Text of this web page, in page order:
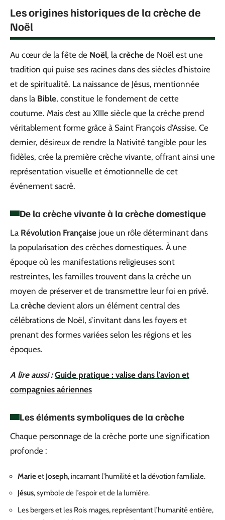
Les origines historiques de la crèche de
Noël
Au cœur de la fête de Noël, la crèche de Noël est une
tradition qui puise ses racines dans des siècles d’histoire
et de spiritualité. La naissance de Jésus, mentionnée
dans la Bible, constitue le fondement de cette
coutume. Mais c’est au XIIIe siècle que la crèche prend
véritablement forme grâce à Saint François d’Assise. Ce
dernier, désireux de rendre la Nativité tangible pour les
fidèles, crée la première crèche vivante, offrant ainsi une
représentation visuelle et émotionnelle de cet
événement sacré.
De la crèche vivante à la crèche domestique
La Révolution Française joue un rôle déterminant dans
la popularisation des crèches domestiques. À une
époque où les manifestations religieuses sont
restreintes, les familles trouvent dans la crèche un
moyen de préserver et de transmettre leur foi en privé.
La crèche devient alors un élément central des
célébrations de Noël, s’invitant dans les foyers et
prenant des formes variées selon les régions et les
époques.
A lire aussi : Guide pratique : valise dans l'avion et
compagnies aériennes
Les éléments symboliques de la crèche
Chaque personnage de la crèche porte une signification
profonde :
Marieet Joseph, incarnant l’humilité et la dévotion familiale.
Jésus, symbole de l’espoir et de la lumière.
Les bergers et les Rois mages, représentant l’humanité entière,